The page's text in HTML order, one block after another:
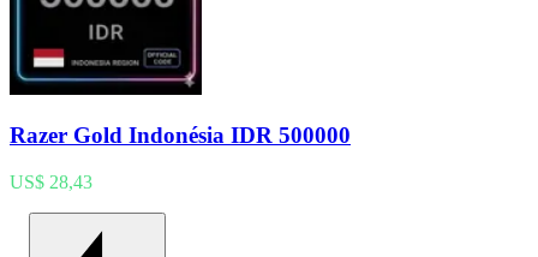
Razer Gold Indonésia IDR 500000
US$ 28,43